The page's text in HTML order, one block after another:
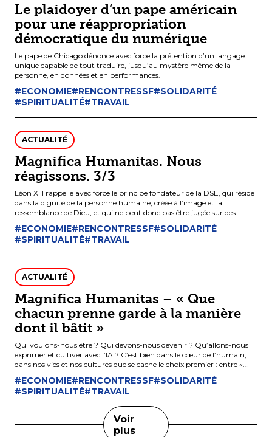
Le plaidoyer d’un pape américain
pour une réappropriation
démocratique du numérique
Le pape de Chicago dénonce avec force la prétention d’un langage
unique capable de tout traduire, jusqu’au mystère même de la
personne, en données et en performances.
#ECONOMIE#RENCONTRESSF#SOLIDARITÉ
#SPIRITUALITÉ#TRAVAIL
ACTUALITÉ
Magnifica Humanitas. Nous
réagissons. 3/3
Léon XIII rappelle avec force le principe fondateur de la DSE, qui réside
dans la dignité de la personne humaine, créée à l’image et la
ressemblance de Dieu, et qui ne peut donc pas être jugée sur des
critères d’efficacité, ni améliorée par la technique et considérée comme
un matériau.
#ECONOMIE#RENCONTRESSF#SOLIDARITÉ
#SPIRITUALITÉ#TRAVAIL
ACTUALITÉ
Magnifica Humanitas – « Que
chacun prenne garde à la manière
dont il bâtit »
Qui voulons-nous être ? Qui devons-nous devenir ? Qu’allons-nous
exprimer et cultiver avec l’IA ? C’est bien dans le cœur de l’humain,
dans nos vies et nos cultures que se cache le choix premier : entre «
une culture du pouvoir » et une « culture de l’amour » « entre bâtir
Babel et reconstruire Jérusalem ; entre un pouvoir qui prétend
dominer le ciel et un peuple qui, en présence de Dieu, se met à
#ECONOMIE#RENCONTRESSF#SOLIDARITÉ
#SPIRITUALITÉ#TRAVAIL
Voir
plus